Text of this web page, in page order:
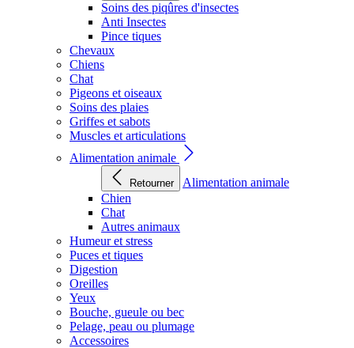
Soins des piqûres d'insectes
Anti Insectes
Pince tiques
Chevaux
Chiens
Chat
Pigeons et oiseaux
Soins des plaies
Griffes et sabots
Muscles et articulations
Alimentation animale
Retourner
Alimentation animale
Chien
Chat
Autres animaux
Humeur et stress
Puces et tiques
Digestion
Oreilles
Yeux
Bouche, gueule ou bec
Pelage, peau ou plumage
Accessoires